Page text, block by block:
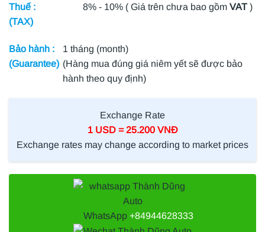
Thuế :
(TAX)
8% - 10% ( Giá trên chưa bao gồmVAT )
Bảo hành :
(Guarantee)
1 tháng (month)
(Hàng mua đúng giá niêm yết sẽ được bảo
hành theo quy định)
Exchange Rate
1 USD = 25.200 VNĐ
Exchange rates may change according to market prices
WhatsApp +84944628333